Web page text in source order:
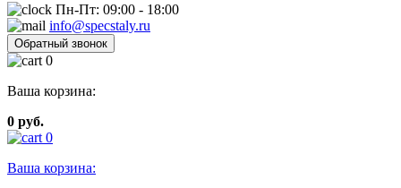
Пн-Пт: 09:00 - 18:00
info@specstaly.ru
Обратный звонок
0
Ваша корзина:
0 руб.
0
Ваша корзина: